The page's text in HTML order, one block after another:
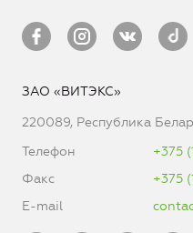
ЗАО «ВИТЭКС»
220089, Республика
Телефон
+375
Факс
+375
E-mail